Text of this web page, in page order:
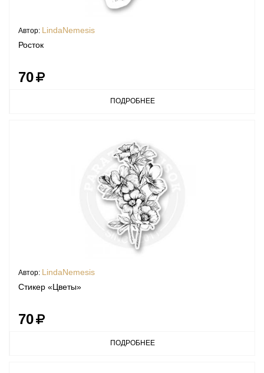
Автор: LindaNemesis
Росток
70
ПОДРОБНЕЕ
Автор: LindaNemesis
Стикер «Цветы»
70
ПОДРОБНЕЕ